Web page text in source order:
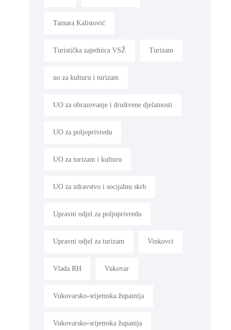
Tamara Kalistović
Turistička zajednica VSŽ Turizam
uo za kulturu i turizam
UO za obrazovanje i društvene djelatnosti
UO za poljoprivredu
UO za turizam i kulturu
UO za zdravstvo i socijalnu skrb
Upravni odjel za poljoprivredu
Upravni odjel za turizam Vinkovci
Vlada RH Vukovar
Vukovarsko-srijemska župainija
Vukovarsko-srijemska županija